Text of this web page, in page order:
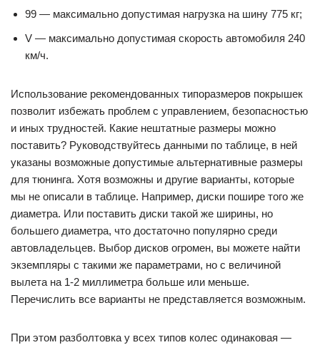
99 — максимально допустимая нагрузка на шину 775 кг;
V — максимально допустимая скорость автомобиля 240
км/ч.
Использование рекомендованных типоразмеров покрышек
позволит избежать проблем с управлением, безопасностью
и иных трудностей. Какие нештатные размеры можно
поставить? Руководствуйтесь данными по таблице, в ней
указаны возможные допустимые альтернативные размеры
для тюнинга. Хотя возможны и другие варианты, которые
мы не описали в таблице. Например, диски пошире того же
диаметра. Или поставить диски такой же ширины, но
большего диаметра, что достаточно популярно среди
автовладельцев. Выбор дисков огромен, вы можете найти
экземпляры с такими же параметрами, но с величиной
вылета на 1-2 миллиметра больше или меньше.
Перечислить все варианты не представляется возможным.
При этом разболтовка у всех типов колес одинаковая —